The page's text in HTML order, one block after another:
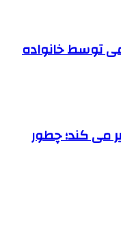
توسط خانواده
می کند؛ چطور